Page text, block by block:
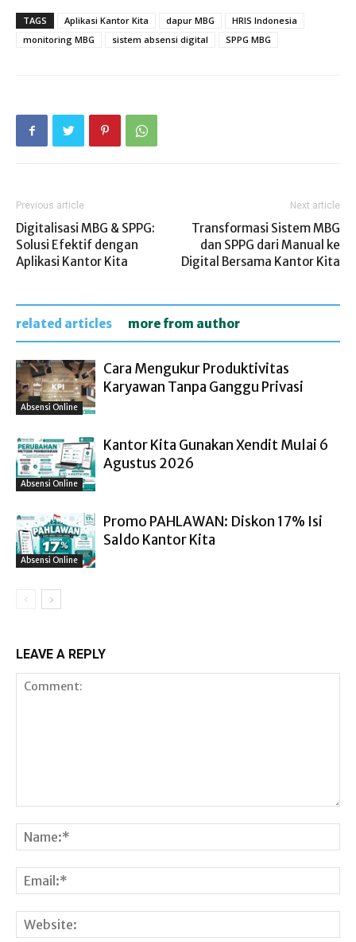
TAGS Aplikasi Kantor Kita dapur MBG
HRIS Indonesia
monitoring MBG
sistem absensi digital SPPG MBG
Previous article
Digitalisasi MBG & SPPG:
Solusi Efektif dengan
Aplikasi Kantor Kita
Next article
Transformasi Sistem MBG
dan SPPG dari Manual ke
Digital Bersama Kantor Kita
related articles more from author
Absensi Online
Cara Mengukur Produktivitas
Karyawan Tanpa Ganggu Privasi
Absensi Online
Kantor Kita Gunakan Xendit Mulai 6
Agustus 2026
Absensi Online
Promo PAHLAWAN: Diskon 17% Isi
Saldo Kantor Kita
LEAVE A REPLY